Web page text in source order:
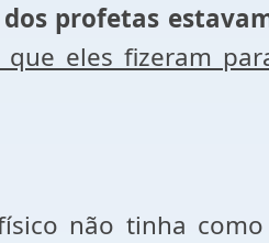
profetas
que eles fizeram
não tinha como